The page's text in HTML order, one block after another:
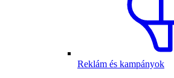
Reklám és kampányok